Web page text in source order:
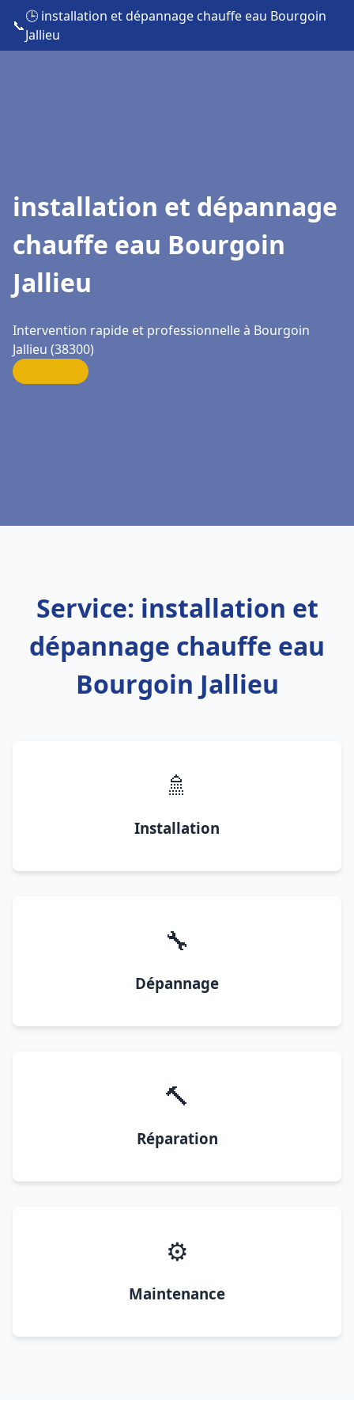
📞
🕒 installation et dépannage chauffe eau Bourgoin
Jallieu
installation et dépannage
chauffe eau Bourgoin
Jallieu
Intervention rapide et professionnelle à Bourgoin
Jallieu (38300)
Service: installation et
dépannage chauffe eau
Bourgoin Jallieu
🚿
Installation
🔧
Dépannage
🔨
Réparation
⚙️
Maintenance